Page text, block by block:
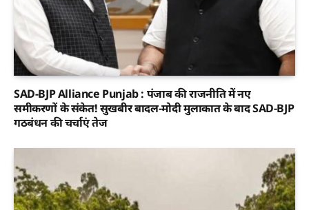
SAD-BJP Alliance Punjab : पंजाब की राजनीति में नए
समीकरणों के संकेत! सुखबीर बादल-मोदी मुलाकात के बाद SAD-BJP
गठबंधन की चर्चाएं तेज